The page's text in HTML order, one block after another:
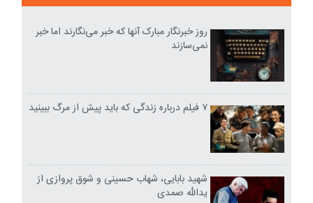
روز خبرنگار مبارک آنها که خبر می‌نگارند اما خبر
نمی‌سازند
۷ فیلم درباره زندگی که باید پیش از مرگ ببینید
شهید بابایی، شهاب حسینی و شوق پروازی از
یدالله صمدی